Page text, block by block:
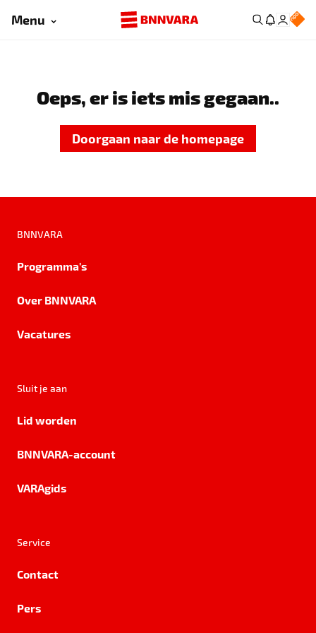
Menu
Oeps, er is iets mis gegaan..
Doorgaan naar de homepage
BNNVARA
Programma's
Over BNNVARA
Vacatures
Sluit je aan
Lid worden
BNNVARA-account
VARAgids
Service
Contact
Pers